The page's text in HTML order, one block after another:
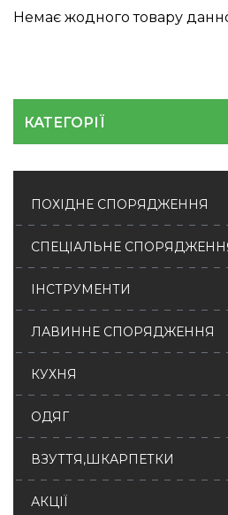
Немає жодного товару
КАТЕГОРІЇ
ПОХІДНЕ СПОРЯДЖЕННЯ
СПЕЦІАЛЬНЕ
ІНСТРУМЕНТИ
ЛАВИННЕ СПОРЯДЖЕННЯ
КУХНЯ
ОДЯГ
ВЗУТТЯ,ШКАРПЕТКИ
АКЦІЇ